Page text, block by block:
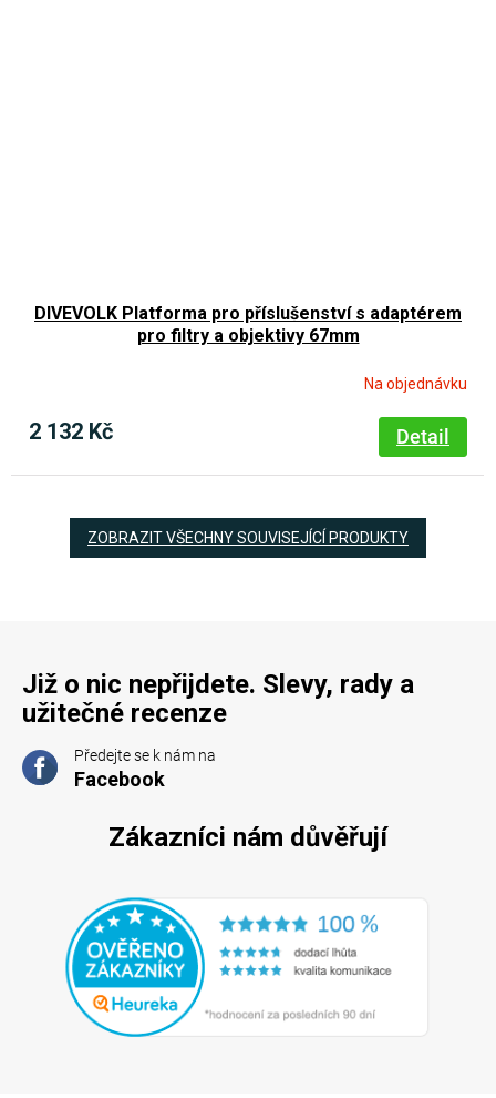
DIVEVOLK Platforma pro příslušenství s adaptérem
pro filtry a objektivy 67mm
Na objednávku
2 132 Kč Detail
ZOBRAZIT VŠECHNY SOUVISEJÍCÍ PRODUKTY
Již o nic nepřijdete. Slevy, rady a
užitečné recenze
Předejte se k nám na
Facebook
Zákazníci nám důvěřují